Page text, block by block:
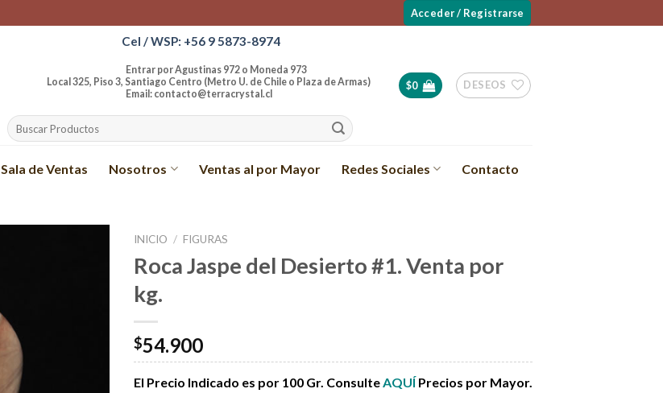
Acceder / Registrarse
Cel / WSP: +56 9 5873-8974
Entrar por Agustinas 972 o Moneda 973
Local 325, Piso 3, Santiago Centro (Metro U. de Chile o Plaza de Armas)
Email: contacto@terracrystal.cl
Buscar
por:
$0 DESEOS
Sala de Ventas Nosotros Ventas al por Mayor Redes Sociales Contacto
INICIO / FIGURAS
Roca Jaspe del Desierto #1. Venta por
kg.
$54.900
El Precio Indicado es por 100 Gr. Consulte AQUÍPrecios por Mayor.